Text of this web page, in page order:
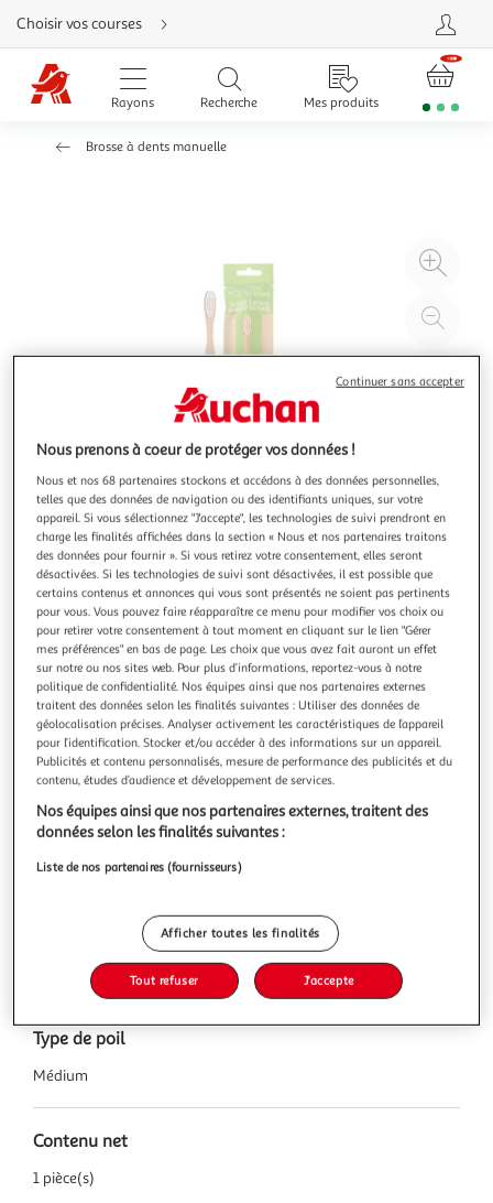
Aller
directement
au
contenu
Aller
directement
Aller
Choisir vos courses
Rayons Recherche Mes produits
Brosse à dents manuelle
à
100
le
FEEL NATURAL
Brosse à dents bambou medium
Feel Natural a conçu une gamme complète pour l’hygiène
bucco dentaire.Le bambou naturel est un matériau
biodégradable et recyclable.Il a également des propriétés
antibactériennes, antifongiques et antimicrobiennes.Les
filaments sont d’origine végétale à base d’huile de ricin.
En savoir +
Vous voulez connaître le prix de ce produit ?
Afficher le prix
Caractéristiques
Type de poil
Médium
Contenu net
1 pièce(s)
Nous prenons à coeur de protéger vos données !
Nous et nos 68 partenaires stockons et accédons à des données personnelles,
telles que des données de navigation ou des identifiants uniques, sur votre
appareil. Si vous sélectionnez "J'accepte", les technologies de suivi prendront en
charge les finalités affichées dans la section « Nous et nos partenaires traitons
des données pour fournir ». Si vous retirez votre consentement, elles seront
désactivées. Si les technologies de suivi sont désactivées, il est possible que
certains contenus et annonces qui vous sont présentés ne soient pas pertinents
pour vous. Vous pouvez faire réapparaître ce menu pour modifier vos choix ou
pour retirer votre consentement à tout moment en cliquant sur le lien "Gérer
mes préférences" en bas de page. Les choix que vous avez fait auront un effet
sur notre ou nos sites web. Pour plus d’informations, reportez-vous à notre
politique de confidentialité. Nos équipes ainsi que nos partenaires externes
traitent des données selon les finalités suivantes : Utiliser des données de
géolocalisation précises. Analyser activement les caractéristiques de l’appareil
pour l’identification. Stocker et/ou accéder à des informations sur un appareil.
Publicités et contenu personnalisés, mesure de performance des publicités et du
contenu, études d’audience et développement de services.
Nos équipes ainsi que nos partenaires externes, traitent des
données selon les finalités suivantes :
Liste de nos partenaires (fournisseurs)
Afficher toutes les finalités
Tout refuser J'accepte
Continuer sans accepter